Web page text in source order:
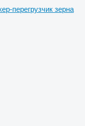
перегрузчик зерна